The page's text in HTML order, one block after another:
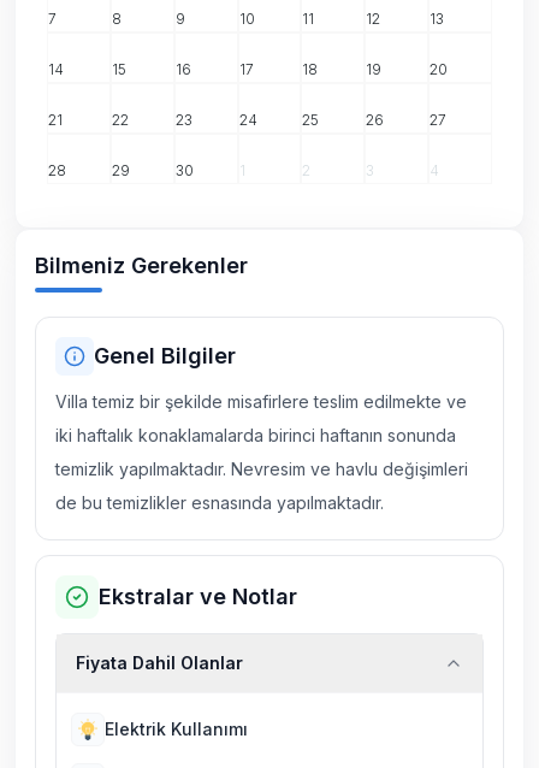
7 8 9 10 11 12 13
14 15 16 17 18 19 20
21 22 23 24 25 26 27
28 29 30 1 2 3 4
Bilmeniz Gerekenler
Genel Bilgiler
Villa temiz bir şekilde misafirlere teslim edilmekte ve
iki haftalık konaklamalarda birinci haftanın sonunda
temizlik yapılmaktadır. Nevresim ve havlu değişimleri
de bu temizlikler esnasında yapılmaktadır.
Ekstralar ve Notlar
Fiyata Dahil Olanlar
Elektrik Kullanımı